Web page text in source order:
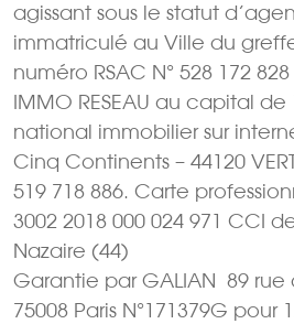
agissant sous le statut
immatriculé au Ville du greffe
numéro RSAC N° 528 172
IMMO RESEAU au capital de
national immobilier sur
Cinq Continents – 44120
519 718 886. Carte
3002 2018 000 024 971 CCI
Nazaire (44)
Garantie par GALIAN  89
75008 Paris N°171379G pour